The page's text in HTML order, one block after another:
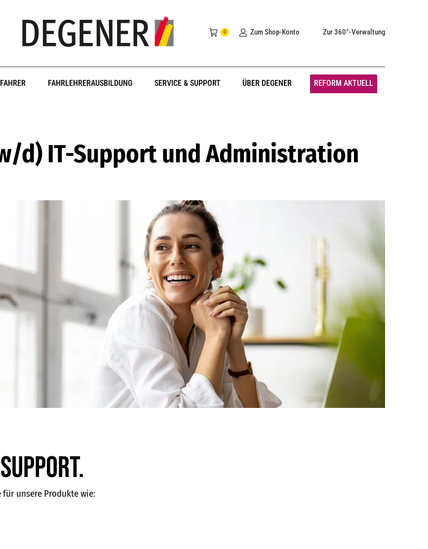
0 Zum Shop-Konto Zur 360°-Verwaltung
FAHRLEHRERAUSBILDUNG SERVICE & SUPPORT ÜBER DEGENER REFORM AKTUELL
d) IT-Support und Administration
unsere Produkte wie: